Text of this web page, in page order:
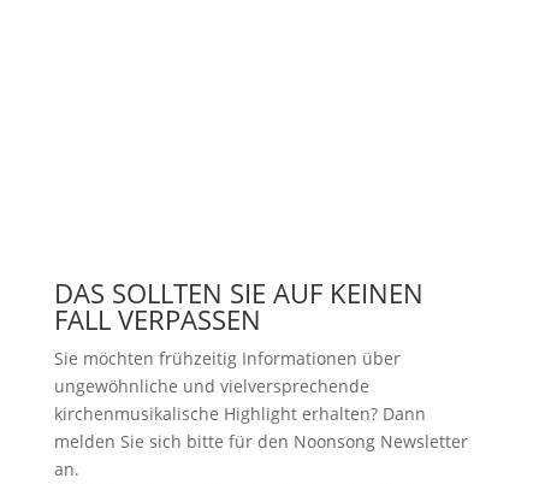
DAS SOLLTEN SIE AUF KEINEN
FALL VERPASSEN
Sie möchten frühzeitig Informationen über
ungewöhnliche und vielversprechende
kirchenmusikalische Highlight erhalten? Dann
melden Sie sich bitte für den Noonsong Newsletter
an.